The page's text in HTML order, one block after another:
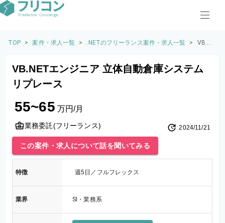
TOP > 案件・求人一覧 > .NETのフリーランス案件・求人一覧 >
VB.NE
ア 立
プレ
VB.NETエンジニア 立体自動倉庫システム
リプレース
55~65 万円/月
業務委託(フリーランス) 2024/11/21
この案件・求人について話を聞いてみる
特徴 週5日／フルフレックス
業界 SI・業務系